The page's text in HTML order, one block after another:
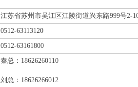
江苏省苏州市吴江区江陵街道兴东路999号2-
0512-63113120
0512-63161800
秦总：18626260110
刘总：18626266012